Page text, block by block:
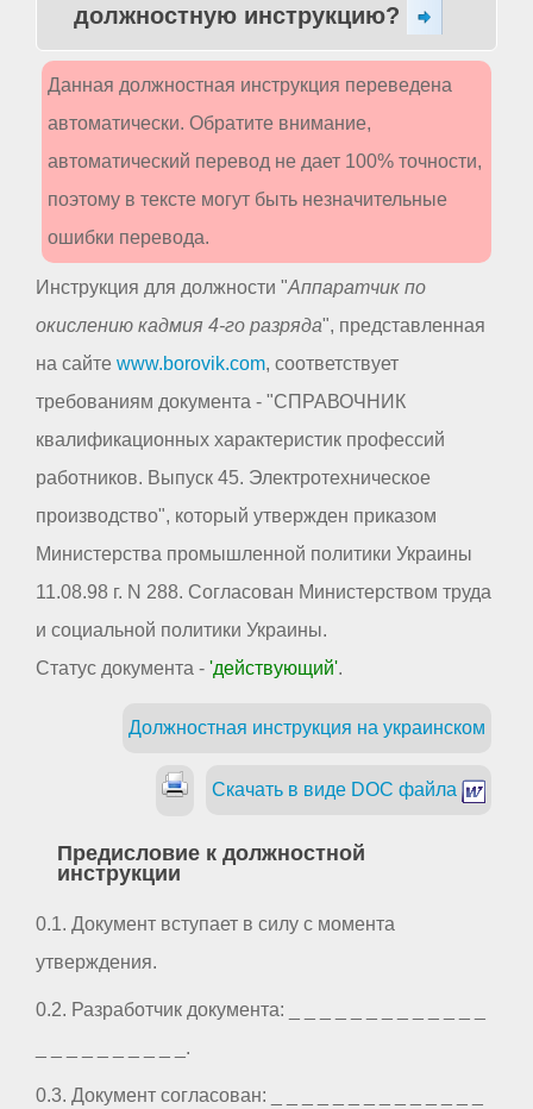
должностную инструкцию?
Данная должностная инструкция переведена
автоматически. Обратите внимание,
автоматический перевод не дает 100% точности,
поэтому в тексте могут быть незначительные
ошибки перевода.
Инструкция для должности "Аппаратчик по
окислению кадмия 4-го разряда", представленная
на сайте www.borovik.com, соответствует
требованиям документа - "СПРАВОЧНИК
квалификационных характеристик профессий
работников. Выпуск 45. Электротехническое
производство", который утвержден приказом
Министерства промышленной политики Украины
11.08.98 г. N 288. Согласован Министерством труда
и социальной политики Украины.
Статус документа - 'действующий'.
Должностная инструкция на украинском
Скачать в виде DOC файла
Предисловие к должностной
инструкции
0.1. Документ вступает в силу с момента
утверждения.
0.2. Разработчик документа: _ _ _ _ _ _ _ _ _ _ _ _ _
_ _ _ _ _ _ _ _ _ _.
0.3. Документ согласован: _ _ _ _ _ _ _ _ _ _ _ _ _ _